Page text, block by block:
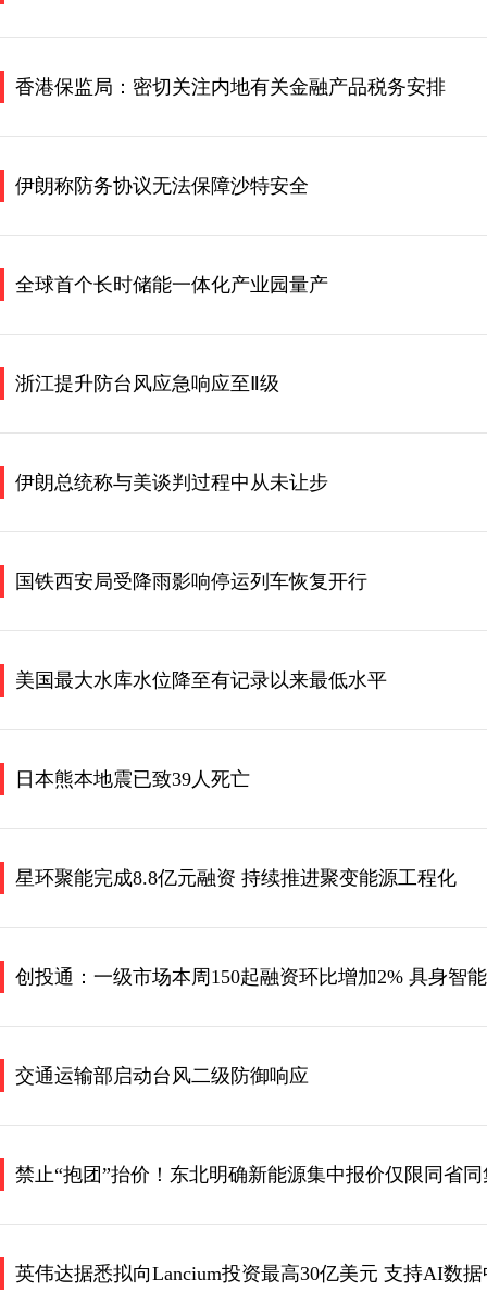
香港保监局：密切关注内地有关金融产品税务安排
伊朗称防务协议无法保障沙特安全
全球首个长时储能一体化产业园量产
浙江提升防台风应急响应至Ⅱ级
伊朗总统称与美谈判过程中从未让步
国铁西安局受降雨影响停运列车恢复开行
美国最大水库水位降至有记录以来最低水平
日本熊本地震已致39人死亡
星环聚能完成8.8亿元融资 持续推进聚变能源工程化
创投通：一级市场本周150起融资环比增加2% 具身智
交通运输部启动台风二级防御响应
禁止“抱团”抬价！东北明确新能源集中报价仅限同省
英伟达据悉拟向Lancium投资最高30亿美元 支持AI数